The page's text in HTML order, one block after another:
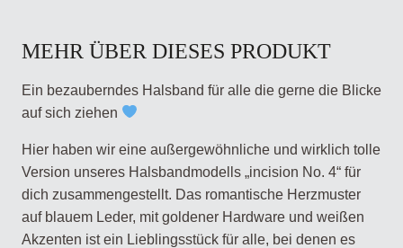
MEHR ÜBER DIESES PRODUKT
Ein bezauberndes Halsband für alle die gerne die Blicke
auf sich ziehen
Hier haben wir eine außergewöhnliche und wirklich tolle
Version unseres Halsbandmodells „incision No. 4“ für
dich zusammengestellt. Das romantische Herzmuster
auf blauem Leder, mit goldener Hardware und weißen
Akzenten ist ein Lieblingsstück für alle, bei denen es